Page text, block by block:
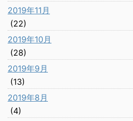
2019年11月
(22)
2019年10月
(28)
2019年9月
(13)
2019年8月
(4)